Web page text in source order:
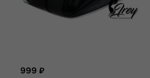
999 ₽